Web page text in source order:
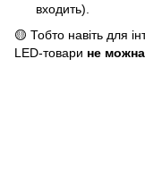
входить).
🟡 Тобто навіть для
LED-товари не